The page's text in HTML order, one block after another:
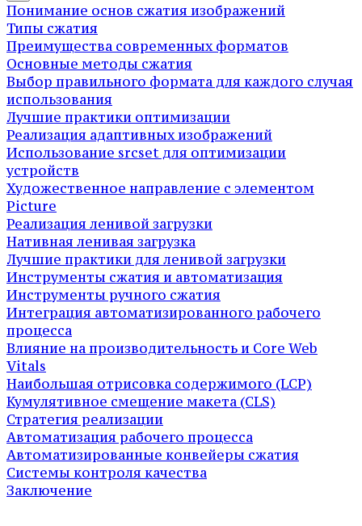
Понимание основ сжатия изображений
Типы сжатия
Преимущества современных форматов
Основные методы сжатия
Выбор правильного формата для каждого случая
использования
Лучшие практики оптимизации
Реализация адаптивных изображений
Использование srcset для оптимизации
устройств
Художественное направление с элементом
Picture
Реализация ленивой загрузки
Нативная ленивая загрузка
Лучшие практики для ленивой загрузки
Инструменты сжатия и автоматизация
Инструменты ручного сжатия
Интеграция автоматизированного рабочего
процесса
Влияние на производительность и Core Web
Vitals
Наибольшая отрисовка содержимого (LCP)
Кумулятивное смещение макета (CLS)
Стратегия реализации
Автоматизация рабочего процесса
Автоматизированные конвейеры сжатия
Системы контроля качества
Заключение